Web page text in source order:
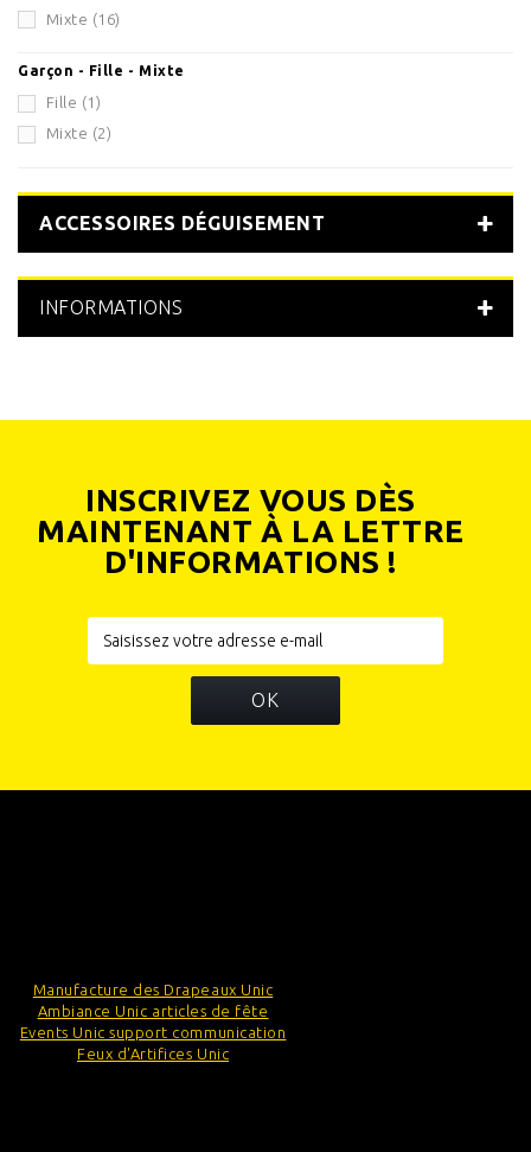
Mixte (16)
Garçon - Fille - Mixte
Fille (1)
Mixte (2)
ACCESSOIRES DÉGUISEMENT
INFORMATIONS
INSCRIVEZ VOUS DÈS
MAINTENANT À LA LETTRE
D'INFORMATIONS !
OK
Manufacture des Drapeaux Unic
Ambiance Unic articles de fête
Events Unic support communication
Feux d'Artifices Unic